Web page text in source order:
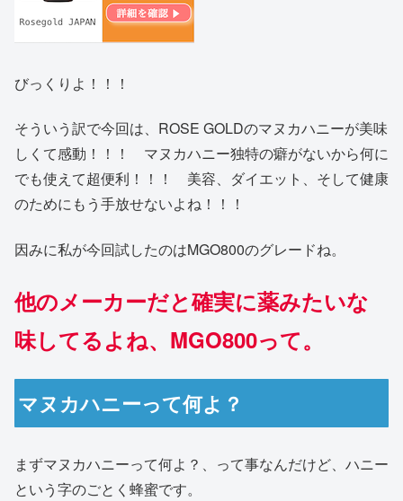
びっくりよ！！！
そういう訳で今回は、ROSE GOLDのマヌカハニーが美味
しくて感動！！！ マヌカハニー独特の癖がないから何に
でも使えて超便利！！！ 美容、ダイエット、そして健康
のためにもう手放せないよね！！！
因みに私が今回試したのはMGO800のグレードね。
他のメーカーだと確実に薬みたいな
味してるよね、MGO800って。
マヌカハニーって何よ？
まずマヌカハニーって何よ？、って事なんだけど、ハニー
という字のごとく蜂蜜です。